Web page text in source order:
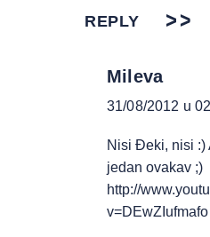
REPLY
Mileva
31/08/2012 u
Nisi Đeki, nisi :)
jedan ovakav ;)
http://
v=DEwZIufmafo